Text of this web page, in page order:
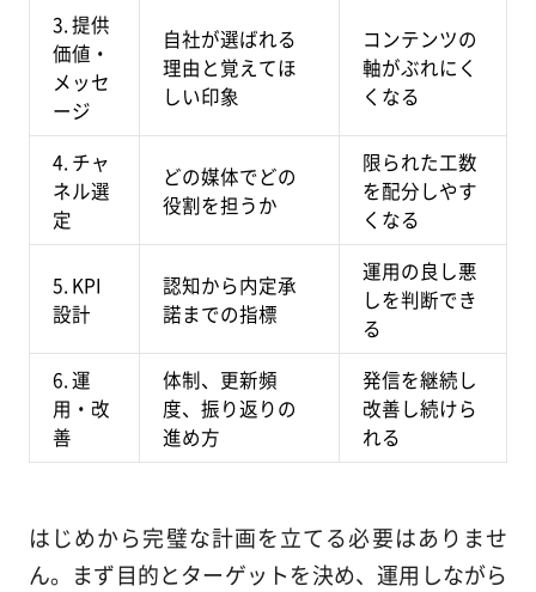
3. 提供
価値・
メッセ
ージ
自社が選ばれる
理由と覚えてほ
しい印象
コンテンツの
軸がぶれにく
くなる
4. チャ
ネル選
定
どの媒体でどの
役割を担うか
限られた工数
を配分しやす
くなる
5. KPI
設計
認知から内定承
諾までの指標
運用の良し悪
しを判断でき
る
6. 運
用・改
善
体制、更新頻
度、振り返りの
進め方
発信を継続し
改善し続けら
れる
はじめから完璧な計画を立てる必要はありませ
ん。まず目的とターゲットを決め、運用しながら